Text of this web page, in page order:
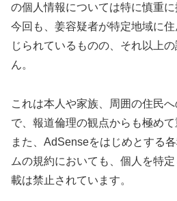
の個人情報については特に慎重に
今回も、姜容疑者が特定地域に
じられているものの、それ以上
ん。
これは本人や家族、周囲の住民
で、報道倫理の観点からも極めて
また、AdSenseをはじめとする
ムの規約においても、個人を特
載は禁止されています。